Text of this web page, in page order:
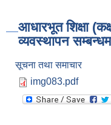
आधारभूत शिक्षा
व्यवस्थापन
सूचना तथा समाचार
img083.pdf